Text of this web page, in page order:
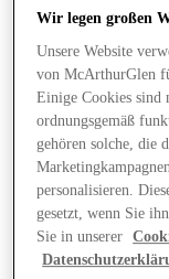
Wir legen großen
Unsere Website
von McArthurGlen
Einige Cookies sind
ordnungsgemäß
gehören solche, die
personalisieren.
gesetzt, wenn Sie
Sie in unserer